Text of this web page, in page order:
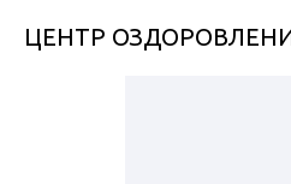
ЦЕНТР